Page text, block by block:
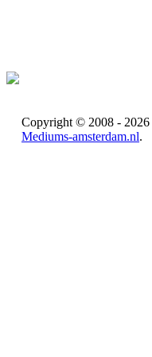
Copyright © 2008 - 2026
Mediums-amsterdam.nl.